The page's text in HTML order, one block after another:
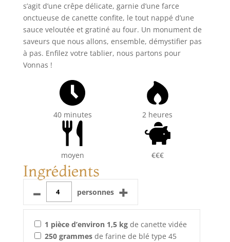
s’agit d’une crêpe délicate, garnie d’une farce
onctueuse de canette confite, le tout nappé d’une
sauce veloutée et gratiné au four. Un monument de
saveurs que nous allons, ensemble, démystifier pas
à pas. Enfilez votre tablier, nous partons pour
Vonnas !
40 minutes 2 heures
moyen €€€
Ingrédients
– personnes +
1 pièce d’environ 1,5 kgde canette vidée
250 grammesde farine de blé type 45